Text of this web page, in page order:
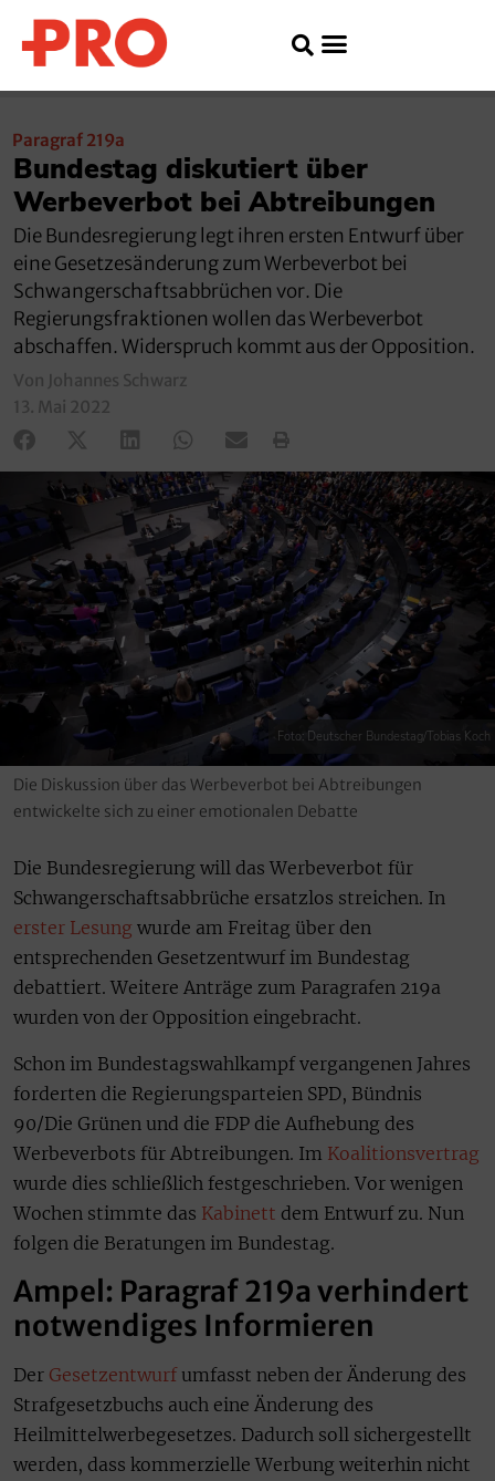
Paragraf 219a
Bundestag diskutiert über
Werbeverbot bei Abtreibungen
Die Bundesregierung legt ihren ersten Entwurf über
eine Gesetzesänderung zum Werbeverbot bei
Schwangerschaftsabbrüchen vor. Die
Regierungsfraktionen wollen das Werbeverbot
abschaffen. Widerspruch kommt aus der Opposition.
Von Johannes Schwarz
13. Mai 2022
Foto: Deutscher Bundestag/Tobias Koch
Die Diskussion über das Werbeverbot bei Abtreibungen
entwickelte sich zu einer emotionalen Debatte
Die Bundesregierung will das Werbeverbot für
Schwangerschaftsabbrüche ersatzlos streichen. In
erster Lesung wurde am Freitag über den
entsprechenden Gesetzentwurf im Bundestag
debattiert. Weitere Anträge zum Paragrafen 219a
wurden von der Opposition eingebracht.
Schon im Bundestagswahlkampf vergangenen Jahres
forderten die Regierungsparteien SPD, Bündnis
90/Die Grünen und die FDP die Aufhebung des
Werbeverbots für Abtreibungen. Im Koalitionsvertrag
wurde dies schließlich festgeschrieben. Vor wenigen
Wochen stimmte das Kabinett dem Entwurf zu. Nun
folgen die Beratungen im Bundestag.
Ampel: Paragraf 219a verhindert
notwendiges Informieren
Der Gesetzentwurfumfasst neben der Änderung des
Strafgesetzbuchs auch eine Änderung des
Heilmittelwerbegesetzes. Dadurch soll sichergestellt
werden, dass kommerzielle Werbung weiterhin nicht